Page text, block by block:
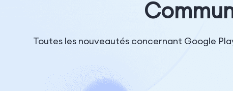
Toutes les nouveautés concernant Google